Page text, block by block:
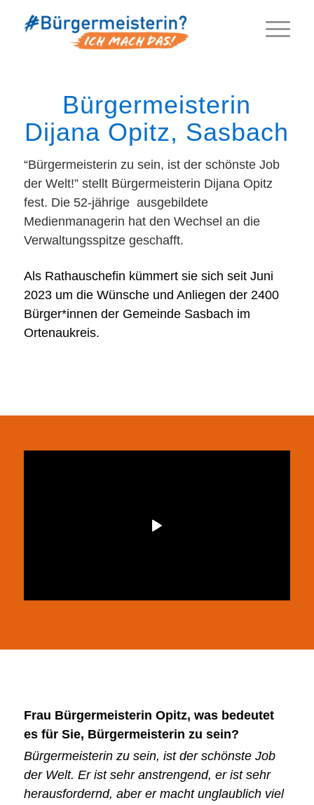
Bürgermeisterin
Dijana Opitz, Sasbach
“Bürgermeisterin zu sein, ist der schönste Job
der Welt!” stellt Bürgermeisterin Dijana Opitz
fest. Die 52-jährige ausgebildete
Medienmanagerin hat den Wechsel an die
Verwaltungsspitze geschafft.
Als Rathauschefin kümmert sie sich seit Juni
2023 um die Wünsche und Anliegen der 2400
Bürger*innen der Gemeinde Sasbach im
Ortenaukreis.
Frau Bürgermeisterin Opitz, was bedeutet
es für Sie, Bürgermeisterin zu sein?
Bürgermeisterin zu sein, ist der schönste Job
der Welt. Er ist sehr anstrengend, er ist sehr
herausfordernd, aber er macht unglaublich viel